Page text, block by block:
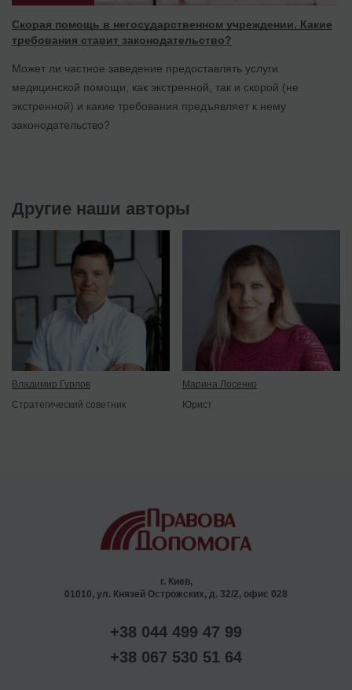
Скорая помощь в негосударственном учреждении. Какие
требования ставит законодательство?
Может ли частное заведение предоставлять услуги
медицинской помощи, как экстренной, так и скорой (не
экстренной) и какие требования предъявляет к нему
законодательство?
Другие наши авторы
Владимир Гурлов
Стратегический советник
Марина Лосенко
Юрист
г. Киев,
01010, ул. Князей Острожских, д. 32/2, офис 028
+38 044 499 47 99
+38 067 530 51 64